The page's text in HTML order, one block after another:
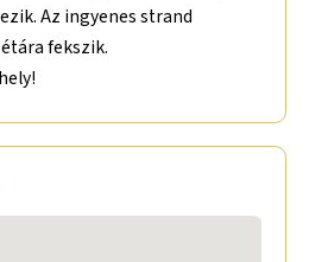
Az ingyenes strand
fekszik.